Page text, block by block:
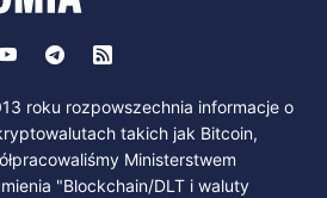
roku rozpowszechnia informacje o
takich jak Bitcoin,
Ministerstwem
"Blockchain/DLT i waluty